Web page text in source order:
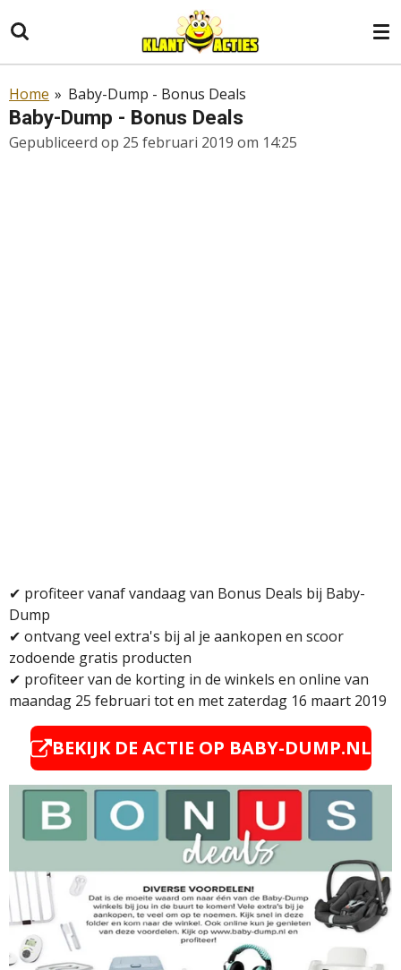
direct
naar
hoofdinhoud
Home » Baby-Dump - Bonus Deals
Baby-Dump - Bonus Deals
Gepubliceerd op 25 februari 2019 om 14:25
✔ profiteer vanaf vandaag van Bonus Deals bij Baby-
Dump
✔ ontvang veel extra's bij al je aankopen en scoor
zodoende gratis producten
✔ profiteer van de korting in de winkels en online van
maandag 25 februari tot en met zaterdag 16 maart 2019
BEKIJK DE ACTIE OP BABY-DUMP.NL